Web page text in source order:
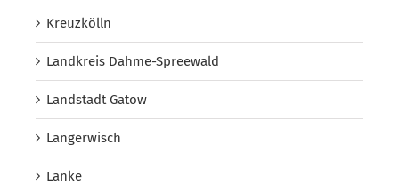
Kreuzkölln
Landkreis Dahme-Spreewald
Landstadt Gatow
Langerwisch
Lanke